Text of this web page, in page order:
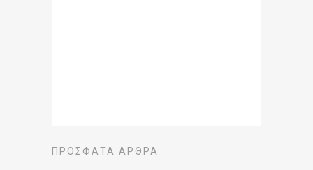
ΠΡΌΣΦΑΤΑ ΆΡΘΡΑ